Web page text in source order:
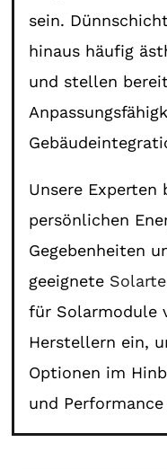
sein.
hinaus häufig
und stellen
Unsere Experten
persönlichen
Gegebenheiten
geeignete
für Solarmodule
Herstellern ein,
Optionen im
und